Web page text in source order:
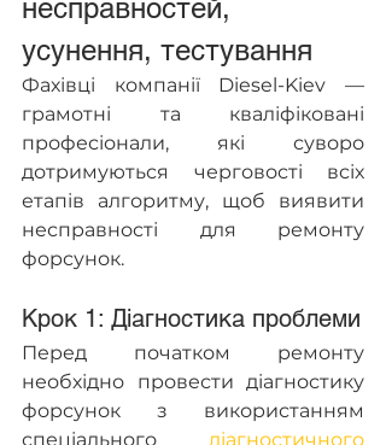
несправностей,
усунення, тестування
Фахівці компанії Diesel-Kiev —
грамотні та кваліфіковані
професіонали, які суворо
дотримуються черговості всіх
етапів алгоритму, щоб виявити
несправності для ремонту
форсунок.
Крок 1: Діагностика проблеми
Перед початком ремонту
необхідно провести діагностику
форсунок з використанням
спеціального діагностичного